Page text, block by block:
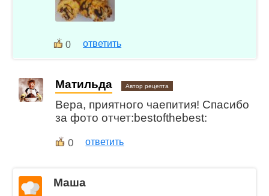
0 ответить
Матильда Автор рецепта
Вера, приятного чаепития! Спасибо
за фото отчет:bestofthebest:
0 ответить
Маша